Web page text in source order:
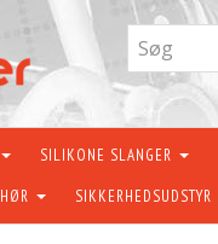
SILIKONE SLANGER
SIKKERHEDSUDSTYR